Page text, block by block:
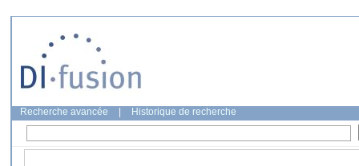
Recherche avancée Historique de recherche